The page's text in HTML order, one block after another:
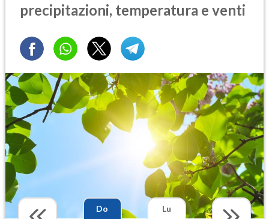
precipitazioni, temperatura e venti
Do
Lu